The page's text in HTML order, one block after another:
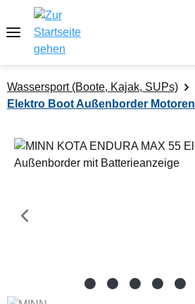
springen
Wassersport (Boote, Kajak, SUPs)
Elektro Boot Außenborder Motoren
Bildergalerie überspringen